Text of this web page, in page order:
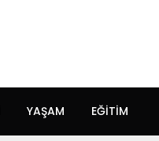
YAŞAM EĞITIM